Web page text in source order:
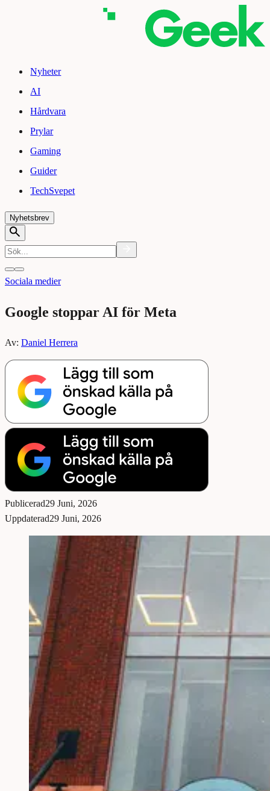
Nyheter
AI
Hårdvara
Prylar
Gaming
Guider
TechSvepet
Nyhetsbrev
Sociala medier
Google stoppar AI för Meta
Av: Daniel Herrera
Publicerad29 Juni, 2026
Uppdaterad29 Juni, 2026